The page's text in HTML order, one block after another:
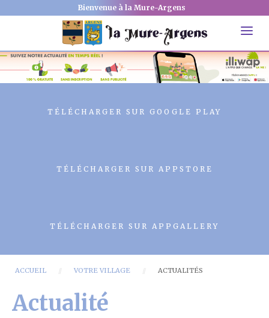
Bienvenue à la Mure-Argens
TÉLÉCHARGER SUR GOOGLE PLAY
TÉLÉCHARGER SUR APPSTORE
TÉLÉCHARGER SUR APPGALLERY
ACCUEIL VOTRE VILLAGE ACTUALITÉS
Actualité